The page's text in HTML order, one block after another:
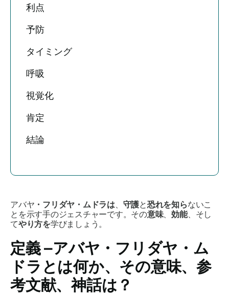
利点
予防
タイミング
呼吸
視覚化
肯定
結論
アバヤ ・フリダヤ・ムドラは、 守護と恐れを知らないこ
とを示す手のジェスチャーです。その意味、効能、そし
てやり方を学びましょう。
定義 –アバヤ・フリダヤ・ム
ドラ とは何か、その意味、参
考文献、神話は？